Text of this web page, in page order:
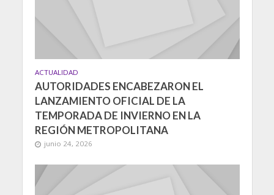
ACTUALIDAD
AUTORIDADES ENCABEZARON EL
LANZAMIENTO OFICIAL DE LA
TEMPORADA DE INVIERNO EN LA
REGIÓN METROPOLITANA
junio 24, 2026